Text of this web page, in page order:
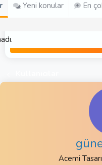
Yeni konular En
Acemi